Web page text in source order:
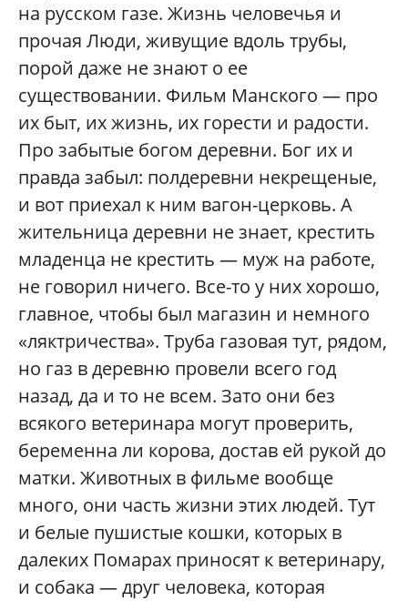
на русском газе. Жизнь человечья и
прочая Люди, живущие вдоль трубы,
порой даже не знают о ее
существовании. Фильм Манского — про
их быт, их жизнь, их горести и радости.
Про забытые богом деревни. Бог их и
правда забыл: полдеревни некрещеные,
и вот приехал к ним вагон-церковь. А
жительница деревни не знает, крестить
младенца не крестить — муж на работе,
не говорил ничего. Все-то у них хорошо,
главное, чтобы был магазин и немного
«ляктричества». Труба газовая тут, рядом,
но газ в деревню провели всего год
назад, да и то не всем. Зато они без
всякого ветеринара могут проверить,
беременна ли корова, достав ей рукой до
матки. Животных в фильме вообще
много, они часть жизни этих людей. Тут
и белые пушистые кошки, которых в
далеких Помарах приносят к ветеринару,
и собака — друг человека, которая